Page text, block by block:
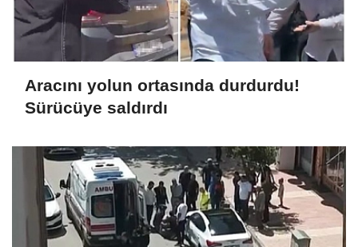
Aracını yolun ortasında durdurdu!
Sürücüye saldırdı